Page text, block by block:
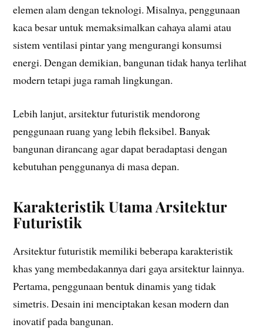
elemen alam dengan teknologi. Misalnya, penggunaan
kaca besar untuk memaksimalkan cahaya alami atau
sistem ventilasi pintar yang mengurangi konsumsi
energi. Dengan demikian, bangunan tidak hanya terlihat
modern tetapi juga ramah lingkungan.
Lebih lanjut, arsitektur futuristik mendorong
penggunaan ruang yang lebih fleksibel. Banyak
bangunan dirancang agar dapat beradaptasi dengan
kebutuhan penggunanya di masa depan.
Karakteristik Utama Arsitektur
Futuristik
Arsitektur futuristik memiliki beberapa karakteristik
khas yang membedakannya dari gaya arsitektur lainnya.
Pertama, penggunaan bentuk dinamis yang tidak
simetris. Desain ini menciptakan kesan modern dan
inovatif pada bangunan.